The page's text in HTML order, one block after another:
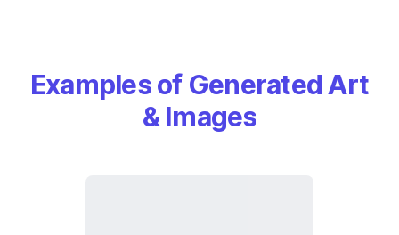
Examples of Generated Art
& Images